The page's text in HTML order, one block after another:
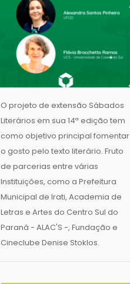
O projeto de extensão Sábados
Literários em sua 14ª edição tem
como objetivo principal fomentar
o gosto pelo texto literário. Fruto
de parcerias entre várias
Instituições, como a Prefeitura
Municipal de Irati, Academia de
Letras e Artes do Centro Sul do
Paraná - ALAC'S -, Fundação e
Cineclube Denise Stoklos.